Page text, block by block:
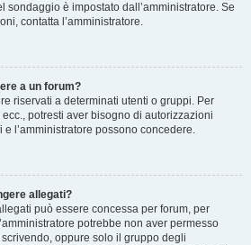
sondaggio è impostato dall’amministratore. Se
contatta l’amministratore.
a un forum?
riservati a determinati utenti o gruppi. Per
potresti aver bisogno di autorizzazioni
l’amministratore possono concedere.
allegati?
può essere concessa per forum, per
potrebbe non aver permesso
oppure solo il gruppo degli